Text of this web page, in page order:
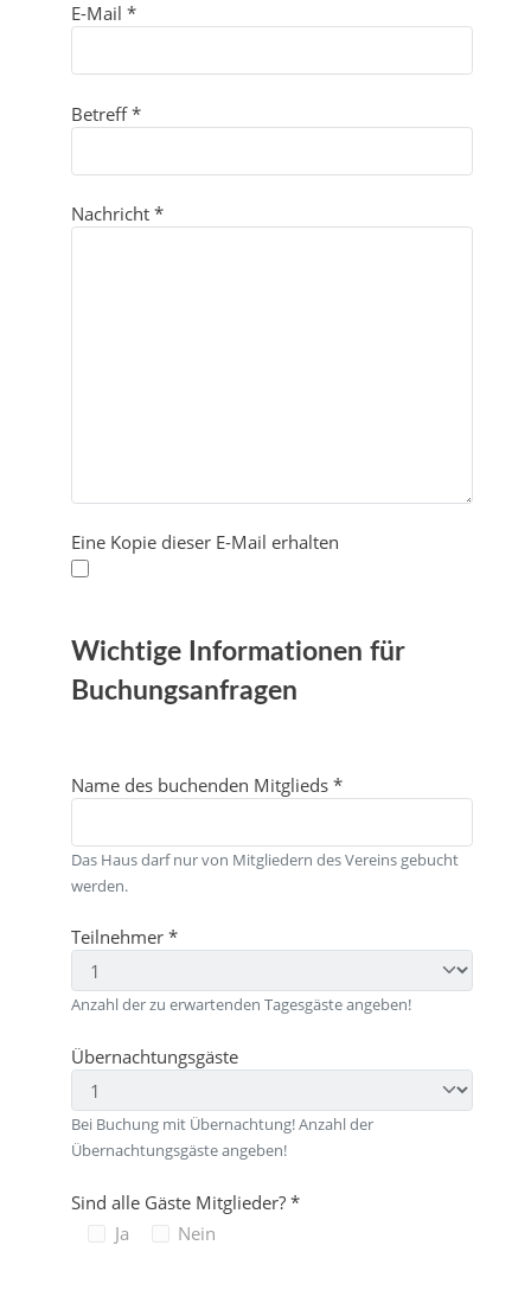
E-Mail *
Betreff*
Nachricht *
Eine Kopie dieser E-Mail erhalten
Wichtige Informationen für
Buchungsanfragen
Name des buchenden Mitglieds *
Das Haus darf nur von Mitgliedern des Vereins gebucht
werden.
Teilnehmer *
Anzahl der zu erwartenden Tagesgäste angeben!
Übernachtungsgäste
Bei Buchung mit Übernachtung! Anzahl der
Übernachtungsgäste angeben!
Sind alle Gäste Mitglieder? *
Sind alle Gäste Mitglieder?
Ja Nein